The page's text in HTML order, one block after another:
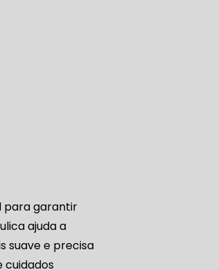
SUL
para garantir
ajuda a
suave e precisa
cuidados